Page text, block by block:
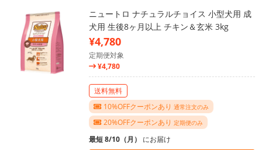
ニュートロ ナチュラルチョイス 小型犬用 成
犬用 生後8ヶ月以上 チキン＆玄米 3kg
¥4,780
定期便対象
¥4,780
送料無料
10%OFFクーポンあり 通常注文のみ
20%OFFクーポンあり 定期便のみ
最短 8/10（月） にお届け